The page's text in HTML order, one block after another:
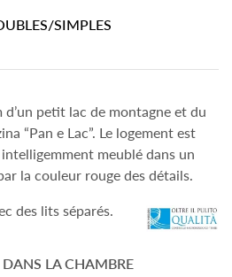
SIMPLES
petit lac de montagne et du
“Pan e Lac”. Le logement est
meublé dans un
la couleur rouge des détails.
des lits séparés.
DANS LA CHAMBRE